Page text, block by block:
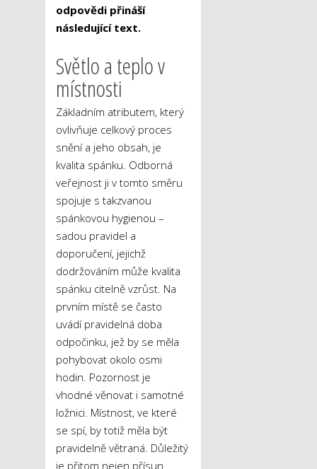
odpovědi přináší
následující text.
Světlo a teplo v
místnosti
Základním atributem, který
ovlivňuje celkový proces
snění a jeho obsah, je
kvalita spánku. Odborná
veřejnost ji v tomto směru
spojuje s takzvanou
spánkovou hygienou –
sadou pravidel a
doporučení, jejichž
dodržováním může kvalita
spánku citelně vzrůst. Na
prvním místě se často
uvádí pravidelná doba
odpočinku, jež by se měla
pohybovat okolo osmi
hodin. Pozornost je
vhodné věnovat i samotné
ložnici. Místnost, ve které
se spí, by totiž měla být
pravidelně větraná. Důležitý
je přitom nejen přísun